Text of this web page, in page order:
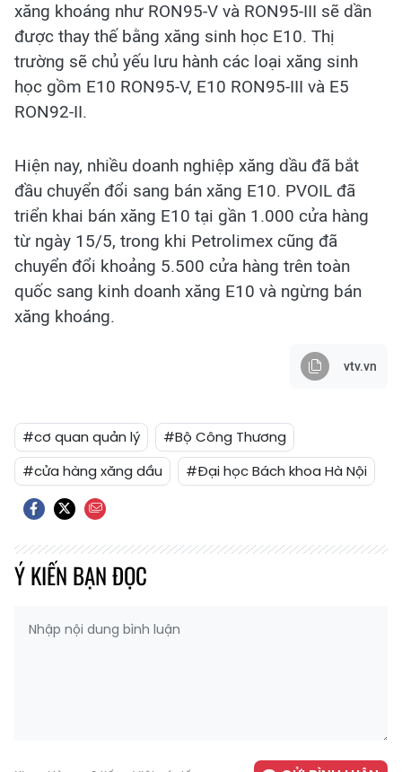
xăng khoáng như RON95-V và RON95-III sẽ dần
được thay thế bằng xăng sinh học E10. Thị
trường sẽ chủ yếu lưu hành các loại xăng sinh
học gồm E10 RON95-V, E10 RON95-III và E5
RON92-II.
Hiện nay, nhiều doanh nghiệp xăng dầu đã bắt
đầu chuyển đổi sang bán xăng E10. PVOIL đã
triển khai bán xăng E10 tại gần 1.000 cửa hàng
từ ngày 15/5, trong khi Petrolimex cũng đã
chuyển đổi khoảng 5.500 cửa hàng trên toàn
quốc sang kinh doanh xăng E10 và ngừng bán
xăng khoáng.
vtv.vn
#cơ quan quản lý
#Bộ Công Thương
#cửa hàng xăng dầu
#Đại học Bách khoa Hà Nội
Ý KIẾN BẠN ĐỌC